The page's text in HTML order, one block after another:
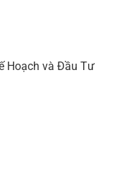
Hoạch và Đầu Tư